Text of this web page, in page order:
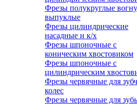
Фрезы полукруглые
выпуклые
Фрезы цилиндрические
насадные и к/х
Фрезы шпоночные с
коническим хвостовиком
Фрезы шпоночные с
цилиндрическим
Фрезы червячные для
колес
Фрезы червячные для